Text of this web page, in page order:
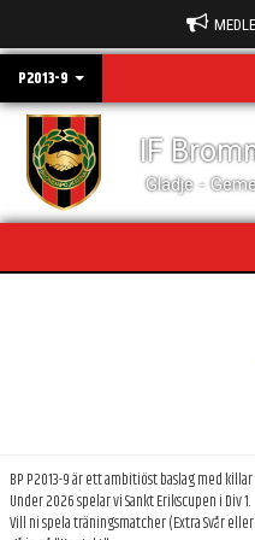
P2013-9
IF
Glädje -
DOKUMENT
BP P2013-9 är ett ambitiöst baslag med killar
Under 2026 spelar vi Sankt Erikscupen i Div 1.
Vill ni spela träningsmatcher (Extra Svår